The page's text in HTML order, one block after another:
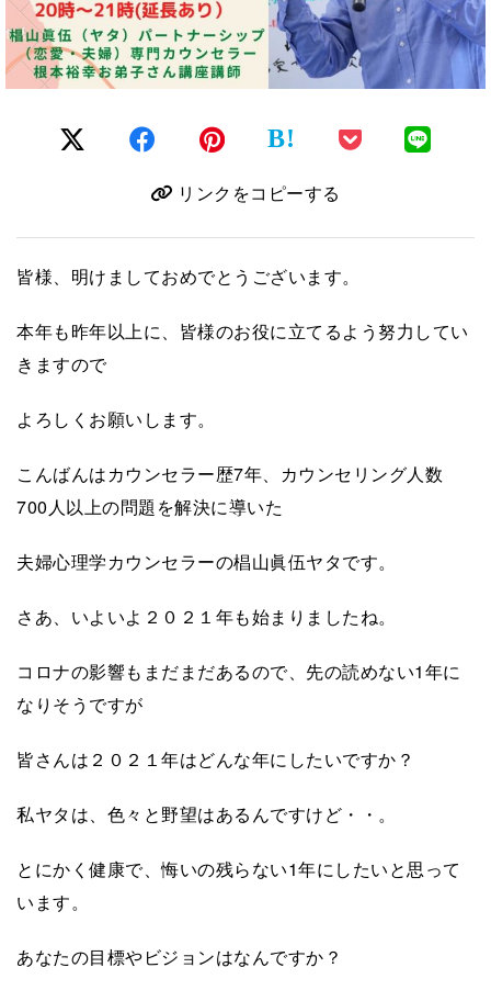
B!
リンクをコピーする
皆様、明けましておめでとうございます。
本年も昨年以上に、皆様のお役に立てるよう努力してい
きますので
よろしくお願いします。
こんばんはカウンセラー歴7年、カウンセリング人数
700人以上の問題を解決に導いた
夫婦心理学カウンセラーの椙山眞伍ヤタです。
さあ、いよいよ２０２１年も始まりましたね。
コロナの影響もまだまだあるので、先の読めない1年に
なりそうですが
皆さんは２０２１年はどんな年にしたいですか？
私ヤタは、色々と野望はあるんですけど・・。
とにかく健康で、悔いの残らない1年にしたいと思って
います。
あなたの目標やビジョンはなんですか？